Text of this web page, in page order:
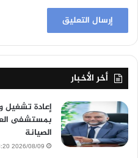
أخر الأخبار
إعادة تشغيل
بمستشفى
الصيانة
2026/08/09 3:08:20 مساءً